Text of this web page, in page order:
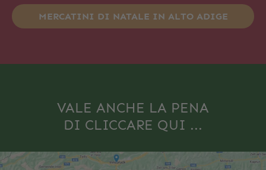
MERCATINI DI NATALE IN ALTO ADIGE
VALE ANCHE LA PENA
DI CLICCARE QUI ...